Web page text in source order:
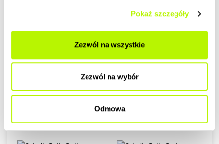
Pokaż szczegóły
Zezwól na wszystkie
Zezwól na wybór
Odmowa